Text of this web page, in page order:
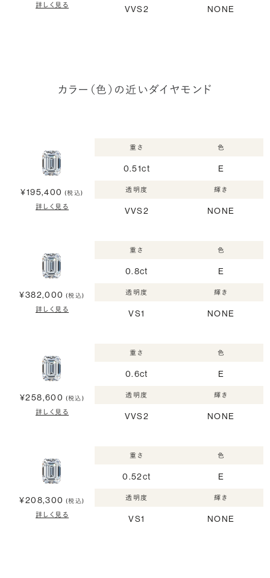
詳しく見る VVS2 NONE
カラー（色）の近いダイヤモンド
¥195,400 (税込)
詳しく見る
重さ
0.51ct
色
E
透明度
VVS2
輝き
NONE
¥382,000 (税込)
詳しく見る
重さ
0.8ct
色
E
透明度
VS1
輝き
NONE
¥258,600 (税込)
詳しく見る
重さ
0.6ct
色
E
透明度
VVS2
輝き
NONE
¥208,300 (税込)
詳しく見る
重さ
0.52ct
色
E
透明度
VS1
輝き
NONE